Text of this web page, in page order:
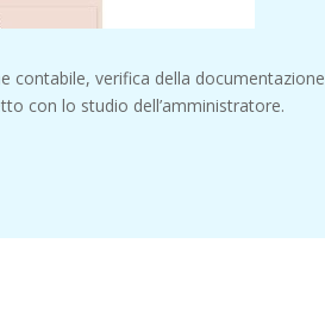
contabile, verifica della documentazione
con lo studio dell’amministratore.